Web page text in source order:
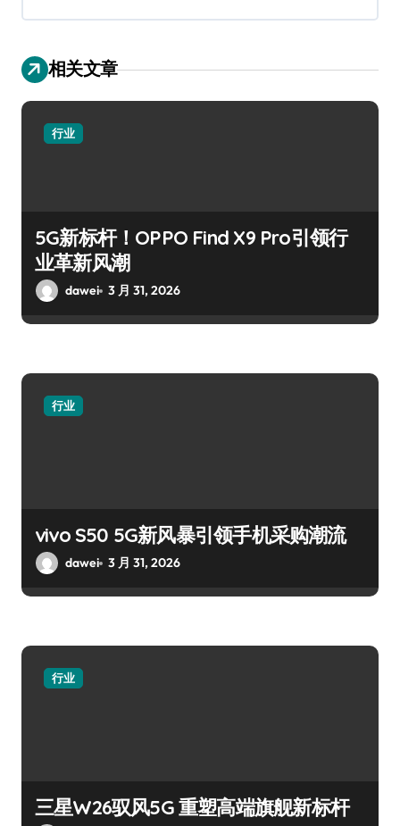
相关文章
行业
5G新标杆！OPPO Find X9 Pro引领行
业革新风潮
dawei 3 月 31, 2026
行业
vivo S50 5G新风暴引领手机采购潮流
dawei 3 月 31, 2026
行业
三星W26驭风5G 重塑高端旗舰新标杆